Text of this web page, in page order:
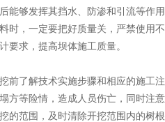
能够发挥其挡水、防渗和引流等作
时，一定要把好质量关，严禁使用
要求，提高坝体施工质量。
前了解技术实施步骤和相应的施工
方等险情，造成人员伤亡，同时注
的范围，及时清除开挖范围内的树